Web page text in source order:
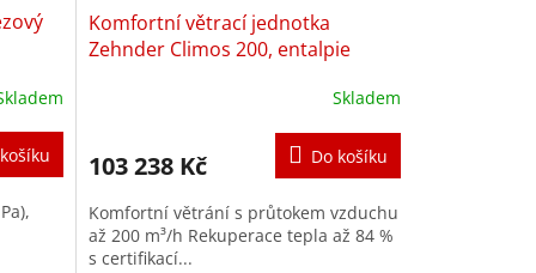
R
M
A
Komfortní větrací jednotka
Zehnder Climos 200, entalpie
je
z
5
hvězdiček.
Skladem
103 238 Kč Do košíku
Komfortní větrání s průtokem vzduchu
až 200 m³/h Rekuperace tepla až 84 %
s certifikací...